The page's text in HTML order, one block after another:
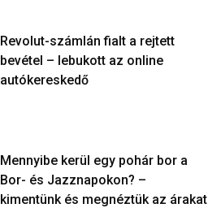
Revolut-számlán fialt a rejtett
bevétel – lebukott az online
autókereskedő
Mennyibe kerül egy pohár bor a
Bor- és Jazznapokon? –
kimentünk és megnéztük az árakat